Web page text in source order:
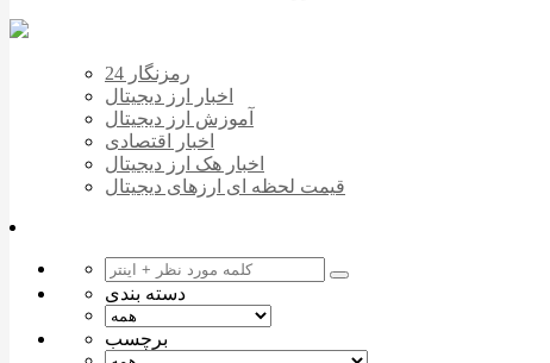
رمزنگار 24
اخبار ارز دیجیتال
آموزش ارز دیجیتال
اخبار اقتصادی
اخبار هک ارز دیجیتال
قیمت لحظه ای ارزهای دیجیتال
دسته بندی
برچسب